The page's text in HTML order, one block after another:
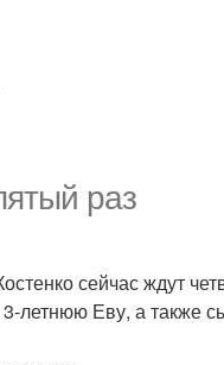
раз
сейчас ждут
3-летнюю Еву, а также